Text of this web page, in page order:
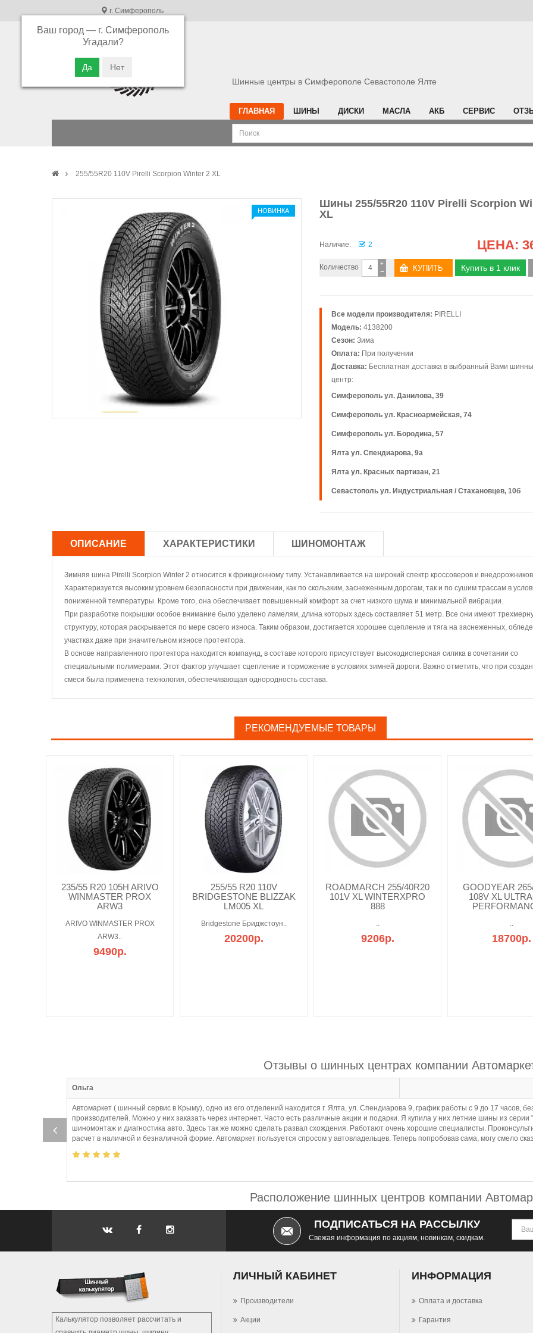
г. Симферополь
Ваш город — г. Симферополь
Угадали?
В связи с высокой загрузкой операторов
Приносим свои извинения
Шинные центры в Симферополе Севастополе Ялте
ГЛАВНАЯ ШИНЫ ДИСКИ МАСЛА АКБ СЕРВИС
255/55R20 110V Pirelli Scorpion Winter 2 XL
НОВИНКА
Шины 255/55R20 110V Pirelli Scorpion
XL
Наличие: 2 ЦЕНА:
Количество −
+ Купить в 1 клик
Все модели производителя: PIRELLI
Модель: 4138200
Сезон: Зима
Оплата: При получении
Доставка: Бесплатная доставка в выбранный Вами
центр:
Симферополь ул. Данилова, 39
Симферополь ул. Красноармейская, 74
Симферополь ул. Бородина, 57
Ялта ул. Спендиарова, 9а
Ялта ул. Красных партизан, 21
Севастополь ул. Индустриальная / Стахановцев, 10б
ОПИСАНИЕ ХАРАКТЕРИСТИКИ ШИНОМОНТАЖ
Зимняя шина Pirelli Scorpion Winter 2 относится к фрикционному типу. Устанавливается на широкий спектр кроссоверов и
Характеризуется высоким уровнем безопасности при движении, как по скользким, заснеженным дорогам, так и по сушим трассам в
пониженной температуры. Кроме того, она обеспечивает повышенный комфорт за счет низкого шума и минимальной вибрации.
При разработке покрышки особое внимание было уделено ламелям, длина которых здесь составляет 51 метр. Все они имеют
структуру, которая раскрывается по мере своего износа. Таким образом, достигается хорошее сцепление и тяга на заснеженных,
участках даже при значительном износе протектора.
В основе направленного протектора находится компаунд, в составе которого присутствует высокодисперсная силика в сочетании со
специальными полимерами. Этот фактор улучшает сцепление и торможение в условиях зимней дороги. Важно отметить, что при
смеси была применена технология, обеспечивающая однородность состава.
РЕКОМЕНДУЕМЫЕ ТОВАРЫ
235/55 R20 105H ARIVO
WINMASTER PROX
ARW3
ARIVO WINMASTER PROX
ARW3..
9490р.
255/55 R20 110V
BRIDGESTONE BLIZZAK
LM005 XL
Bridgestone Бриджстоун..
20200р.
ROADMARCH 255/40R20
101V XL WINTERXPRO
888
..
9206р.
GOODYEAR
108V XL
..
18700р.
Отзывы о шинных центрах компании
Ольга
Автомаркет ( шинный сервис в Крыму), одно из его отделений находится г. Ялта, ул. Спендиарова 9, график работы с 9 до 17 часов,
производителей. Можно у них заказать через интернет. Часто есть различные акции и подарки. Я купила у них летние шины из
шиномонтаж и диагностика авто. Здесь так же можно сделать развал схождения. Работают очень хорошие специалисты.
расчет в наличной и безналичной форме. Автомаркет пользуется спросом у автовладельцев. Теперь попробовав сама, могу смело
Расположение шинных центров компании
ПОДПИСАТЬСЯ НА РАССЫЛКУ
Свежая информация по акциям, новинкам, скидкам.
Калькулятор позволяет рассчитать и
ЛИЧНЫЙ КАБИНЕТ
Производители
Акции
ИНФОРМАЦИЯ
Оплата и доставка
Гарантия